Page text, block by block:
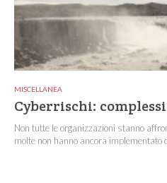
MISCELLANEA
Cyberrischi:
Non tutte le organizzazioni stanno
molte non hanno ancora implementato